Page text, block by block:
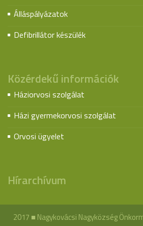
Álláspályázatok
Defibrillátor készülék
Közérdekű információk
Háziorvosi szolgálat
Házi gyermekorvosi szolgálat
Orvosi ügyelet
Hírarchívum
2017 ■ Nagykovácsi Nagyközség